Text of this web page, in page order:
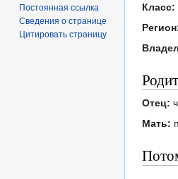
Класс:
Отец:
Мать:
Постоянная ссылка
Сведения о странице
Цитировать страницу